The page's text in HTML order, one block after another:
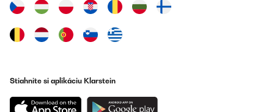
Stiahnite si aplikáciu Klarstein